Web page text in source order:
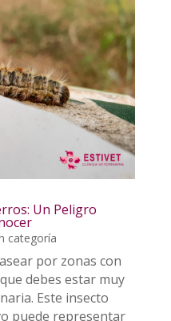
Un Peligro
categoría
por zonas con
debes estar muy
Este insecto
puede representar